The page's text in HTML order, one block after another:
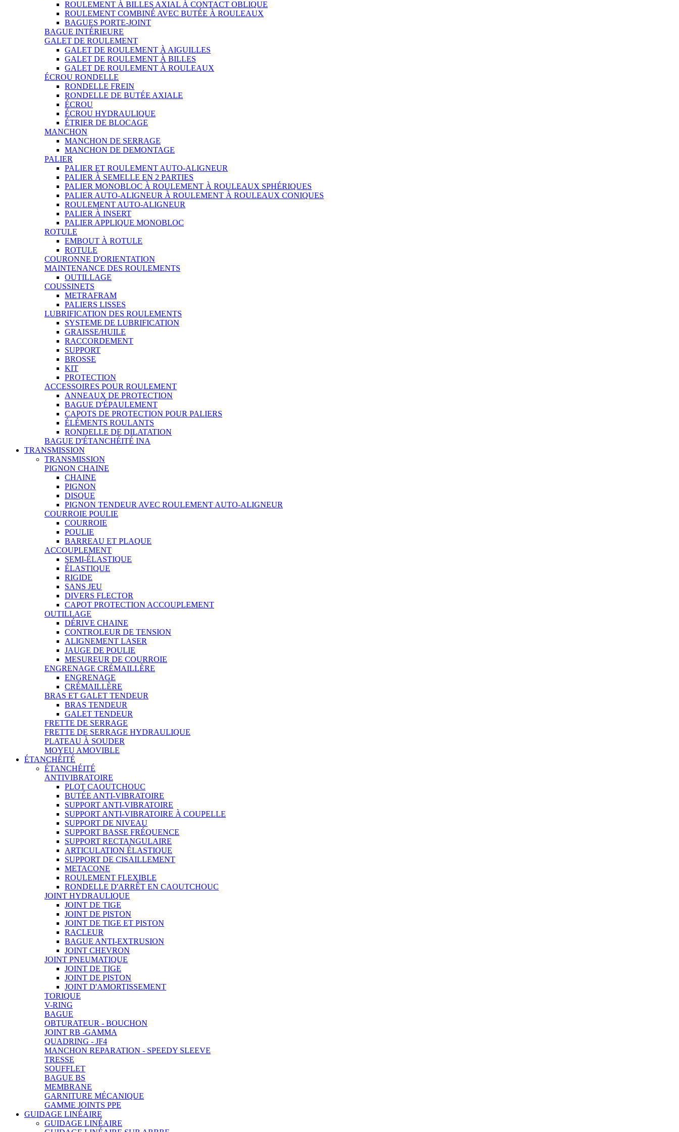
ROULEMENT À BILLES AXIAL À CONTACT OBLIQUE
ROULEMENT COMBINÉ AVEC BUTÉE À ROULEAUX
BAGUES PORTE-JOINT
BAGUE INTÉRIEURE
GALET DE ROULEMENT
GALET DE ROULEMENT À AIGUILLES
GALET DE ROULEMENT À BILLES
GALET DE ROULEMENT À ROULEAUX
ÉCROU RONDELLE
RONDELLE FREIN
RONDELLE DE BUTÉE AXIALE
ÉCROU
ÉCROU HYDRAULIQUE
ÉTRIER DE BLOCAGE
MANCHON
MANCHON DE SERRAGE
MANCHON DE DEMONTAGE
PALIER
PALIER ET ROULEMENT AUTO-ALIGNEUR
PALIER À SEMELLE EN 2 PARTIES
PALIER MONOBLOC À ROULEMENT À ROULEAUX SPHÉRIQUES
PALIER AUTO-ALIGNEUR À ROULEMENT À ROULEAUX CONIQUES
ROULEMENT AUTO-ALIGNEUR
PALIER À INSERT
PALIER APPLIQUE MONOBLOC
ROTULE
EMBOUT À ROTULE
ROTULE
COURONNE D'ORIENTATION
MAINTENANCE DES ROULEMENTS
OUTILLAGE
COUSSINETS
METRAFRAM
PALIERS LISSES
LUBRIFICATION DES ROULEMENTS
SYSTEME DE LUBRIFICATION
GRAISSE/HUILE
RACCORDEMENT
SUPPORT
BROSSE
KIT
PROTECTION
ACCESSOIRES POUR ROULEMENT
ANNEAUX DE PROTECTION
BAGUE D'ÉPAULEMENT
CAPOTS DE PROTECTION POUR PALIERS
ÉLÉMENTS ROULANTS
RONDELLE DE DILATATION
BAGUE D'ÉTANCHÉITÉ INA
TRANSMISSION
TRANSMISSION
PIGNON CHAINE
CHAINE
PIGNON
DISQUE
PIGNON TENDEUR AVEC ROULEMENT AUTO-ALIGNEUR
COURROIE POULIE
COURROIE
POULIE
BARREAU ET PLAQUE
ACCOUPLEMENT
SEMI-ÉLASTIQUE
ÉLASTIQUE
RIGIDE
SANS JEU
DIVERS FLECTOR
CAPOT PROTECTION ACCOUPLEMENT
OUTILLAGE
DÉRIVE CHAINE
CONTROLEUR DE TENSION
ALIGNEMENT LASER
JAUGE DE POULIE
MESUREUR DE COURROIE
ENGRENAGE CRÉMAILLÈRE
ENGRENAGE
CRÉMAILLÈRE
BRAS ET GALET TENDEUR
BRAS TENDEUR
GALET TENDEUR
FRETTE DE SERRAGE
FRETTE DE SERRAGE HYDRAULIQUE
PLATEAU À SOUDER
MOYEU AMOVIBLE
ÉTANCHÉITÉ
ÉTANCHÉITÉ
ANTIVIBRATOIRE
PLOT CAOUTCHOUC
BUTÉE ANTI-VIBRATOIRE
SUPPORT ANTI-VIBRATOIRE
SUPPORT ANTI-VIBRATOIRE À COUPELLE
SUPPORT DE NIVEAU
SUPPORT BASSE FRÉQUENCE
SUPPORT RECTANGULAIRE
ARTICULATION ÉLASTIQUE
SUPPORT DE CISAILLEMENT
METACONE
ROULEMENT FLEXIBLE
RONDELLE D'ARRÊT EN CAOUTCHOUC
JOINT HYDRAULIQUE
JOINT DE TIGE
JOINT DE PISTON
JOINT DE TIGE ET PISTON
RACLEUR
BAGUE ANTI-EXTRUSION
JOINT CHEVRON
JOINT PNEUMATIQUE
JOINT DE TIGE
JOINT DE PISTON
JOINT D'AMORTISSEMENT
TORIQUE
V-RING
BAGUE
OBTURATEUR - BOUCHON
JOINT RB -GAMMA
QUADRING - JF4
MANCHON REPARATION - SPEEDY SLEEVE
TRESSE
SOUFFLET
BAGUE BS
MEMBRANE
GARNITURE MÉCANIQUE
GAMME JOINTS PPE
GUIDAGE LINÉAIRE
GUIDAGE LINÉAIRE